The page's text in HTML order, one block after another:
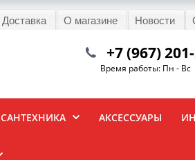
Доставка О магазине Новости
+7 (967)
Время работы: Пн - Вс
САНТЕХНИКА АКСЕССУАРЫ